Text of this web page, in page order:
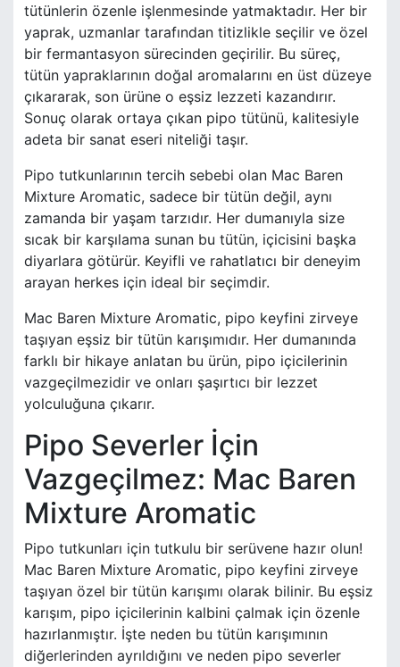
tütünlerin özenle işlenmesinde yatmaktadır. Her bir
yaprak, uzmanlar tarafından titizlikle seçilir ve özel
bir fermantasyon sürecinden geçirilir. Bu süreç,
tütün yapraklarının doğal aromalarını en üst düzeye
çıkararak, son ürüne o eşsiz lezzeti kazandırır.
Sonuç olarak ortaya çıkan pipo tütünü, kalitesiyle
adeta bir sanat eseri niteliği taşır.
Pipo tutkunlarının tercih sebebi olan Mac Baren
Mixture Aromatic, sadece bir tütün değil, aynı
zamanda bir yaşam tarzıdır. Her dumanıyla size
sıcak bir karşılama sunan bu tütün, içicisini başka
diyarlara götürür. Keyifli ve rahatlatıcı bir deneyim
arayan herkes için ideal bir seçimdir.
Mac Baren Mixture Aromatic, pipo keyfini zirveye
taşıyan eşsiz bir tütün karışımıdır. Her dumanında
farklı bir hikaye anlatan bu ürün, pipo içicilerinin
vazgeçilmezidir ve onları şaşırtıcı bir lezzet
yolculuğuna çıkarır.
Pipo Severler İçin
Vazgeçilmez: Mac Baren
Mixture Aromatic
Pipo tutkunları için tutkulu bir serüvene hazır olun!
Mac Baren Mixture Aromatic, pipo keyfini zirveye
taşıyan özel bir tütün karışımı olarak bilinir. Bu eşsiz
karışım, pipo içicilerinin kalbini çalmak için özenle
hazırlanmıştır. İşte neden bu tütün karışımının
diğerlerinden ayrıldığını ve neden pipo severler